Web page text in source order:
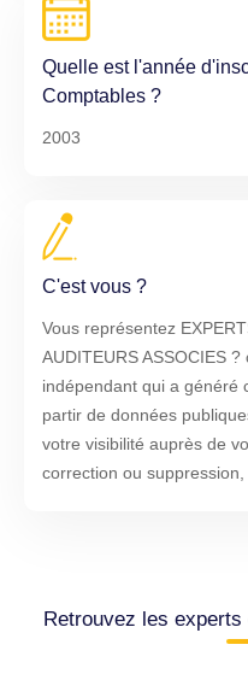
Quelle est l'année
Comptables ?
2003
C'est vous ?
Vous représentez
AUDITEURS ASSOCIES
indépendant qui a généré
partir de données
votre visibilité auprès de
correction ou suppression,
Retrouvez les